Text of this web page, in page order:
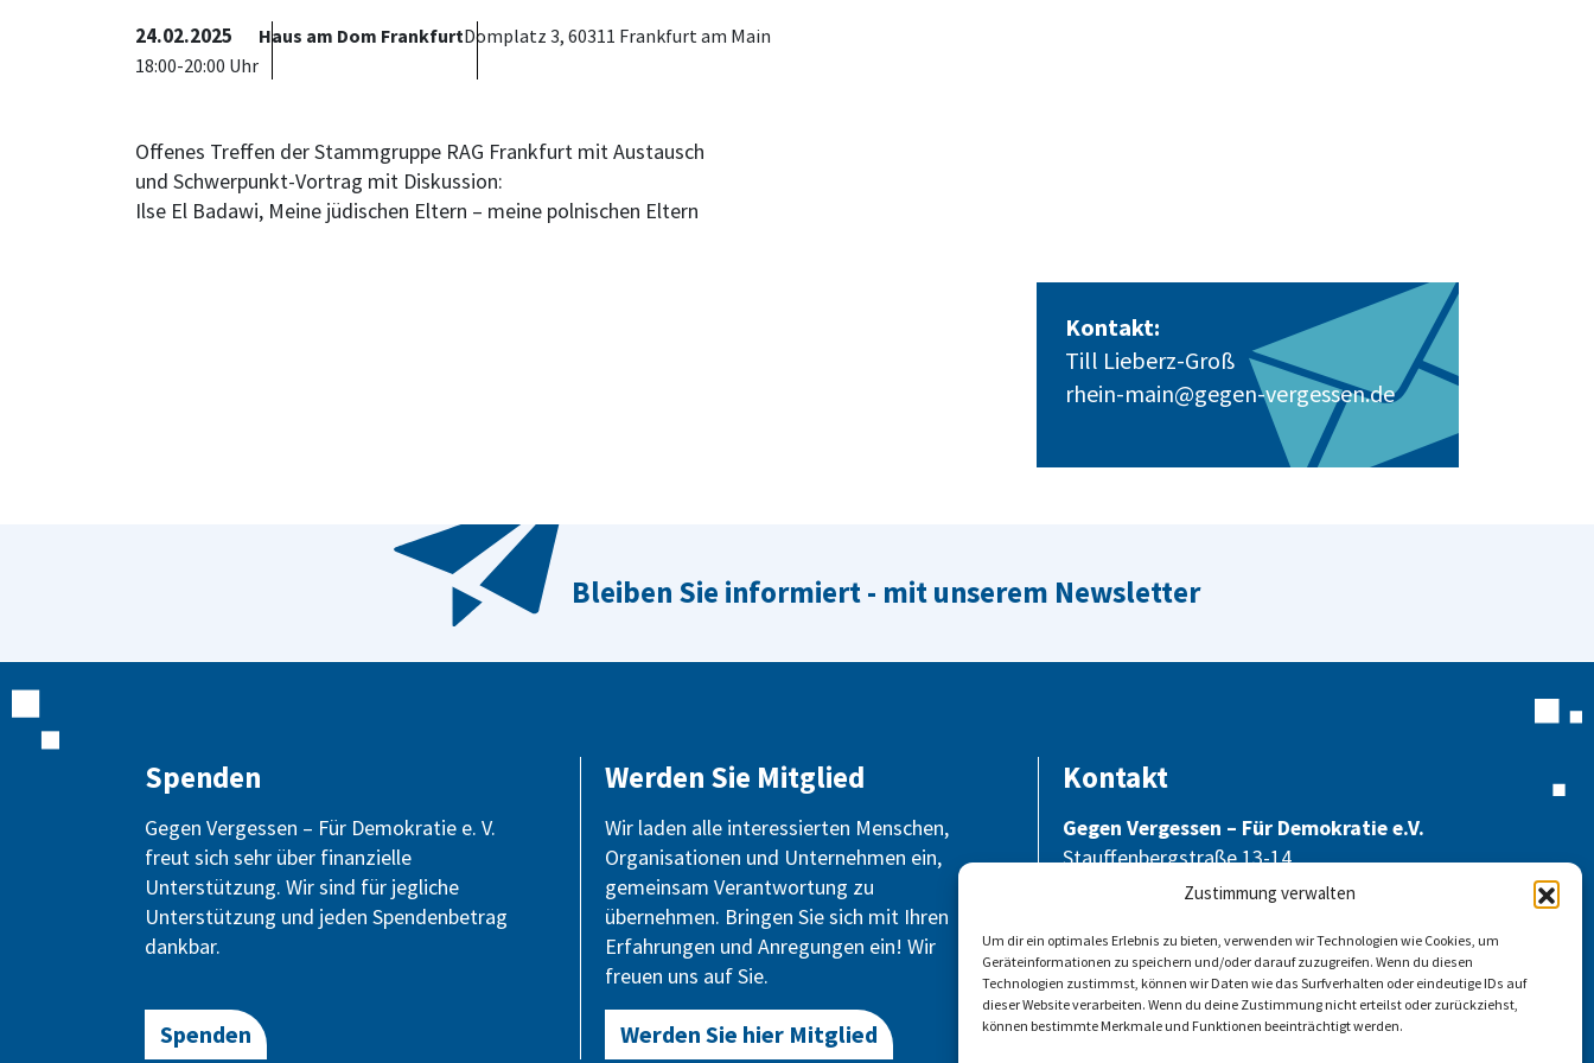
Zustimmung verwalten
Um dir ein optimales Erlebnis zu bieten, verwenden wir Technologien wie Cookies, um
Geräteinformationen zu speichern und/oder darauf zuzugreifen. Wenn du diesen
Technologien zustimmst, können wir Daten wie das Surfverhalten oder eindeutige IDs auf
dieser Website verarbeiten. Wenn du deine Zustimmung nicht erteilst oder zurückziehst,
können bestimmte Merkmale und Funktionen beeinträchtigt werden.
24.02.2025
18:00-20:00 Uhr
Haus am Dom FrankfurtDomplatz 3, 60311 Frankfurt am Main
Offenes Treffen der Stammgruppe RAG Frankfurt mit Austausch
und Schwerpunkt-Vortrag mit Diskussion:
Ilse El Badawi, Meine jüdischen Eltern – meine polnischen Eltern
Kontakt:
Till Lieberz-Groß
rhein-main@gegen-vergessen.de
Bleiben Sie informiert - mit unserem Newsletter
Spenden
Gegen Vergessen – Für Demokratie e. V.
freut sich sehr über finanzielle
Unterstützung. Wir sind für jegliche
Unterstützung und jeden Spendenbetrag
dankbar.
Spenden
Werden Sie Mitglied
Wir laden alle interessierten Menschen,
Organisationen und Unternehmen ein,
gemeinsam Verantwortung zu
übernehmen. Bringen Sie sich mit Ihren
Erfahrungen und Anregungen ein! Wir
freuen uns auf Sie.
Werden Sie hier Mitglied
Kontakt
Gegen Vergessen – Für Demokratie e.V.
Stauffenbergstraße 13-14
info@gegen-vergessen.de
Kontakt